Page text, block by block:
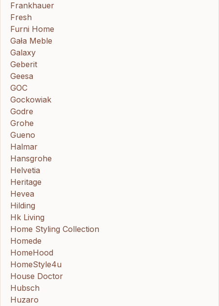
Frankhauer
Fresh
Furni Home
Gała Meble
Galaxy
Geberit
Geesa
GOC
Gockowiak
Godre
Grohe
Gueno
Halmar
Hansgrohe
Helvetia
Heritage
Hevea
Hilding
Hk Living
Home Styling Collection
Homede
HomeHood
HomeStyle4u
House Doctor
Hubsch
Huzaro